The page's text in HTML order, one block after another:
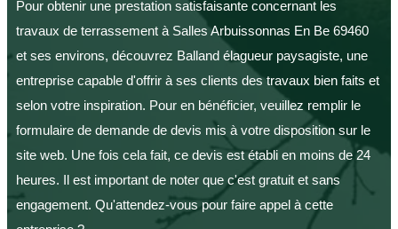
Pour obtenir une prestation satisfaisante concernant les
travaux de terrassement à Salles Arbuissonnas En Be 69460
et ses environs, découvrez Balland élagueur paysagiste, une
entreprise capable d'offrir à ses clients des travaux bien faits et
selon votre inspiration. Pour en bénéficier, veuillez remplir le
formulaire de demande de devis mis à votre disposition sur le
site web. Une fois cela fait, ce devis est établi en moins de 24
heures. Il est important de noter que c'est gratuit et sans
engagement. Qu'attendez-vous pour faire appel à cette